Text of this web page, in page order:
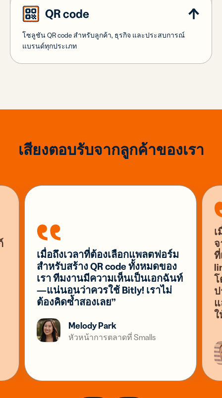
QR code
โซลูชัน QR code สำหรับลูกค้า, ธุรกิจ และประสบการณ์
แบรนด์ทุกประเภท
เสียงตอบรับจากลูกค้าของเรา
เมื่อถึงเวลาที่ต้องเลือกแพลตฟอร์ม
สำหรับสร้าง QR code ทั้งหมดของ
เรา ทีมงานมีความเห็นเป็นเอกฉันท์
—แน่นอนว่าควรใช้ Bitly! เราไม่
ต้องคิดซ้ำสองเลย”
Melody Park
หัวหน้าการตลาดที่ Smalls
ที่
โ
ใ